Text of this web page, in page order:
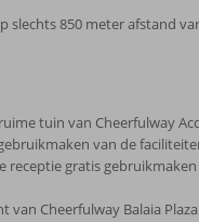
slechts 850 meter afstand
tuin van Cheerfulway
van de
receptie gratis
Cheerfulway Balaia